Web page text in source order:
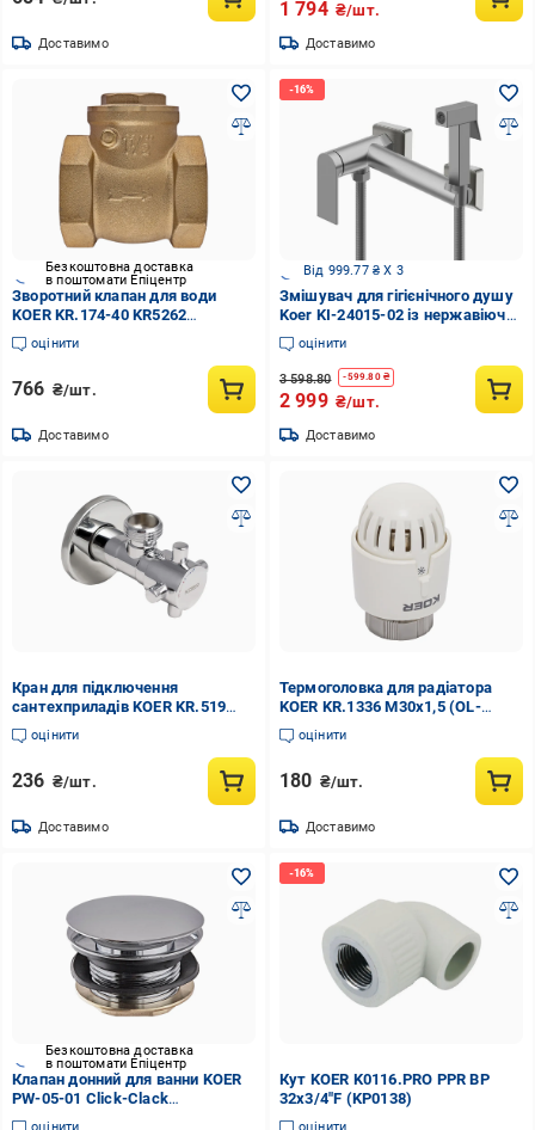
Доставимо
1 794 ₴/шт.
Доставимо
Безкоштовна доставка
в поштомати Епіцентр
Зворотний клапан для води
KOER KR.174-40 KR5262
мембранний 1 1/2" (269449)
оцінити
766 ₴/шт.
Доставимо
Від 999.77 ₴ X 3
Змішувач для гігієнічного душу
Koer KI-24015-02 із нержавіючої
сталі SUS304 нержавіюча сталь
(KR5895)
оцінити
3 598.80 -599.80₴
2 999 ₴/шт.
Доставимо
Кран для підключення
сантехприладів KOER KR.519
1/2x1/2 латунь Хром (OL-
KR3212)
оцінити
236 ₴/шт.
Доставимо
Термоголовка для радіатора
KOER KR.1336 M30x1,5 (OL-
KR3061)
оцінити
180 ₴/шт.
Доставимо
Безкоштовна доставка
в поштомати Епіцентр
Клапан донний для ванни KOER
PW-05-01 Click-Clack
автоматичний 1-1/2" Хром
Кут KOER K0116.PRO PPR ВР
32x3/4"F (KP0138)